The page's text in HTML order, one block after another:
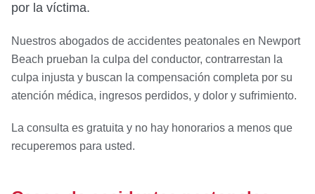
por la víctima.
Nuestros abogados de accidentes peatonales en Newport
Beach prueban la culpa del conductor, contrarrestan la
culpa injusta y buscan la compensación completa por su
atención médica, ingresos perdidos, y dolor y sufrimiento.
La consulta es gratuita y no hay honorarios a menos que
recuperemos para usted.